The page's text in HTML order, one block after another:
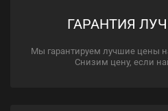
ГАРАНТИЯ
Мы гарантируем лучшие цены
Снизим цену, если